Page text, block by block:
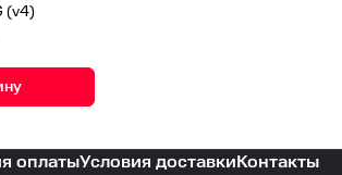
(v4)
оплатыУсловия доставкиКонтакты